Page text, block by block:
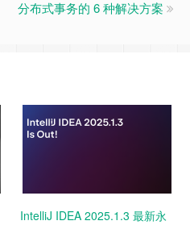
分布式事务的 6 种解决方案
IntelliJ IDEA 2025.1.3 最新永